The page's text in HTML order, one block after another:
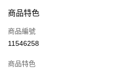
信用卡一次付款
LINE Pay
商品特色
商品編號
11546258
商品特色